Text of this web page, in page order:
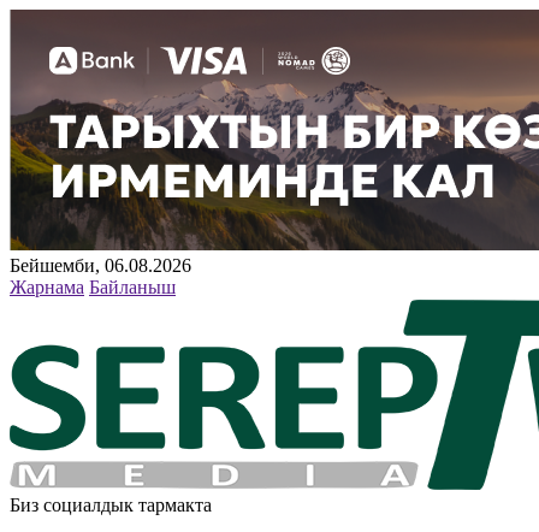
Бейшемби, 06.08.2026
Жарнама Байланыш
Биз социалдык тармакта